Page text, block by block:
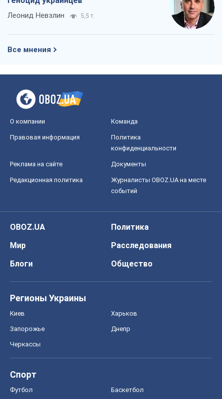
Леонид Невзлин 5,5 т.
Все мнения
О компании Команда
Правовая информация
Политика
конфиденциальности
Реклама на сайте Документы
Редакционная политика
Журналисты OBOZ.UA на месте
событий
OBOZ.UA
Политика
Мир
Расследования
Блоги
Общество
Регионы Украины
Киев Харьков
Запорожье Днепр
Черкассы
Спорт
Футбол Баскетбол